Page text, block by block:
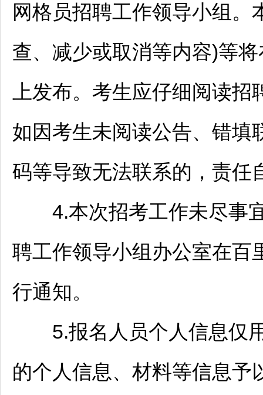
网格员招聘工作领导小组。
查、减少或取消等内容)等将
上发布。考生应仔细阅读招
如因考生未阅读公告、错填
码等导致无法联系的，责任
4.本次招考工作未尽事
聘工作领导小组办公室在百
行通知。
5.报名人员个人信息仅
的个人信息、材料等信息予